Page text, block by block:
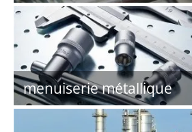
menuiserie métallique